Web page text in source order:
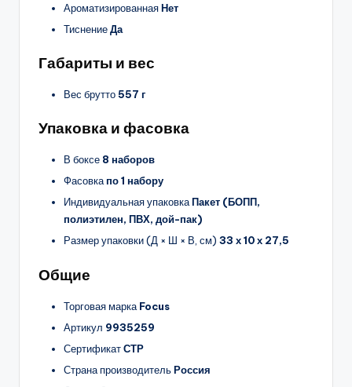
АроматизированнаяНет
ТиснениеДа
Габариты и вес
Вес брутто557 г
Упаковка и фасовка
В боксе 8 наборов
Фасовкапо 1 набору
Индивидуальная упаковкаПакет (БОПП,
полиэтилен, ПВХ, дой-пак)
Размер упаковки (Д × Ш × В, см) 33 х 10 х 27,5
Общие
Торговая марка Focus
Артикул 9935259
СертификатСТР
Страна производительРоссия